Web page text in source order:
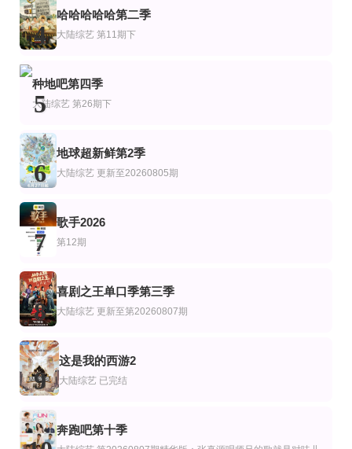
开播吧！青春采销第2季
薛兆丰,梁田
欢迎来到异人世界
Happy Together-不是一个人真好
更新至第02期
要不要去吃碗泡面？
金南佶,朱智勋,刘在石
更新至20260807(Plus版)
密室大逃脱8大神版
大张伟,许凯,周笔畅,彭昱畅,张真源
第04期
典籍里的湖湘名人第二季
4
哈哈哈哈哈第二季
大陆综艺 第11期下
5
种地吧第四季
大陆综艺 第26期下
6
地球超新鲜第2季
大陆综艺 更新至20260805期
7
歌手2026
第12期
8
喜剧之王单口季第三季
大陆综艺 更新至第20260807期
9
这是我的西游2
大陆综艺 已完结
奔跑吧第十季